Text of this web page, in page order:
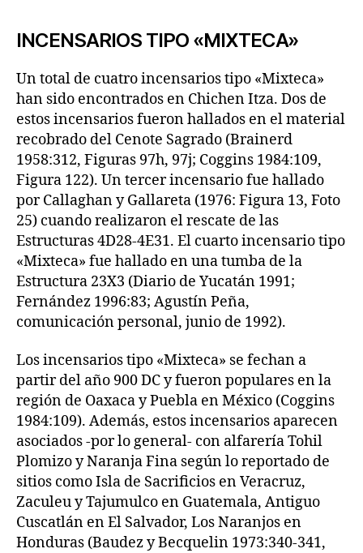
INCENSARIOS TIPO «MIXTECA»
Un total de cuatro incensarios tipo «Mixteca»
han sido encontrados en Chichen Itza. Dos de
estos incensarios fueron hallados en el material
recobrado del Cenote Sagrado (Brainerd
1958:312, Figuras 97h, 97j; Coggins 1984:109,
Figura 122). Un tercer incensario fue hallado
por Callaghan y Gallareta (1976: Figura 13, Foto
25) cuando realizaron el rescate de las
Estructuras 4D28-4E31. El cuarto incensario tipo
«Mixteca» fue hallado en una tumba de la
Estructura 23X3 (Diario de Yucatán 1991;
Fernández 1996:83; Agustín Peña,
comunicación personal, junio de 1992).
Los incensarios tipo «Mixteca» se fechan a
partir del año 900 DC y fueron populares en la
región de Oaxaca y Puebla en México (Coggins
1984:109). Además, estos incensarios aparecen
asociados -por lo general- con alfarería Tohil
Plomizo y Naranja Fina según lo reportado de
sitios como Isla de Sacrificios en Veracruz,
Zaculeu y Tajumulco en Guatemala, Antiguo
Cuscatlán en El Salvador, Los Naranjos en
Honduras (Baudez y Becquelin 1973:340-341,